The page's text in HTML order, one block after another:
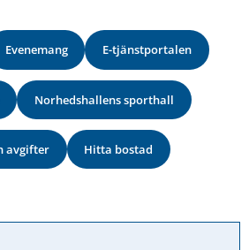
Evenemang E-tjänstportalen
Norhedshallens sporthall
avgifter Hitta bostad